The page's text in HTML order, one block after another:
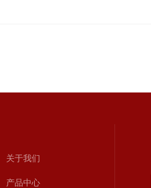
关于我们
产品中心